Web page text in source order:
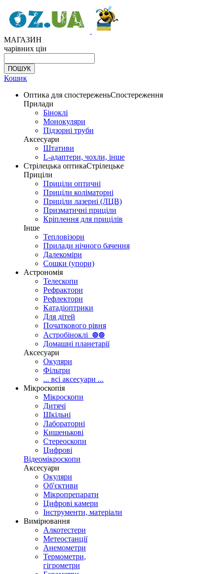
МАГАЗИН
чарівних цін
Кошик
Оптика для спостереженьСпостереження
Прилади
Біноклі
Монокуляри
Підзорні труби
Аксесуари
Штативи
L-адаптери, чохли, інше
Стрілецька оптикаСтрілецьке
Приціли
Приціли оптичні
Приціли коліматорні
Приціли лазерні (ЛЦВ)
Призматичні приціли
Кріплення для прицілів
Інше
Тепловізори
Прилади нічного бачення
Далекоміри
Сошки (упори)
Астрономія
Телескопи
Рефрактори
Рефлектори
Катадіоптрики
Для дітей
Початкового рівня
Астробіноклі ⊚⊚
Домашні планетарії
Аксесуари
Окуляри
Фільтри
... всі аксесуари ...
Мікроскопія
Мікроскопи
Дитячі
Шкільні
Лабораторні
Кишенькові
Стереоскопи
Цифрові
Відеомікроскопи
Аксесуари
Окуляри
Об'єктиви
Мікропрепарати
Цифрові камери
Інструменти, матеріали
Вимірювання
Алкотестери
Метеостанції
Анемометри
Термометри,
гігрометри